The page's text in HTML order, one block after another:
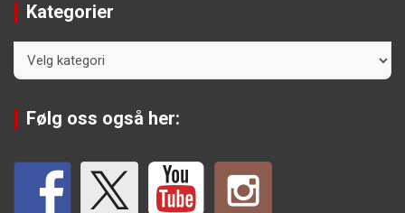
Kategorier
Følg oss også her: